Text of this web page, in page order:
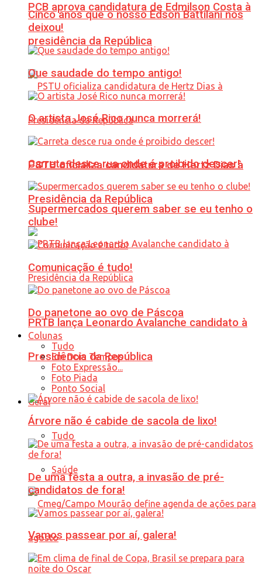
PCB aprova candidatura de Edmilson Costa à
presidência da República
PSTU oficializa candidatura de Hertz Dias à
Presidência da República
PRTB lança Leonardo Avalanche candidato à
Presidência da República
Geral
Tudo
Saúde
Cinco anos que o nosso Edson Battilani nos
deixou!
Que saudade do tempo antigo!
O artista José Rico nunca morrerá!
Carreta desce rua onde é proibido descer!
Supermercados querem saber se eu tenho o
clube!
Comunicação é tudo!
Do panetone ao ovo de Páscoa
Colunas
Tudo
Em Dois Tempos
Foto Expressão...
Foto Piada
Ponto Social
Árvore não é cabide de sacola de lixo!
De uma festa a outra, a invasão de pré-
candidatos de fora!
Vamos passear por aí, galera!